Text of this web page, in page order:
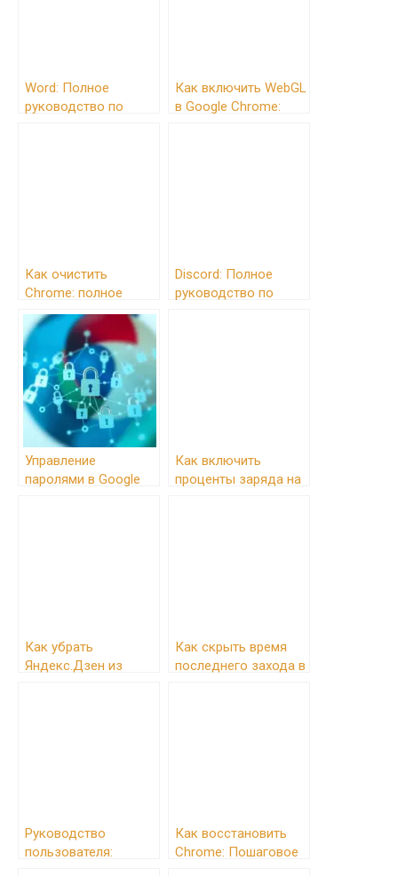
Word: Полное
руководство по
Как включить WebGL
в Google Chrome:
Как очистить
Chrome: полное
руководство по
ускорению и
безопасности
Discord: Полное
руководство по
Управление
паролями в Google
Как включить
проценты заряда на
Как убрать
Яндекс.Дзен из
Как скрыть время
последнего захода в
Руководство
пользователя:
Как восстановить
Chrome: Пошаговое